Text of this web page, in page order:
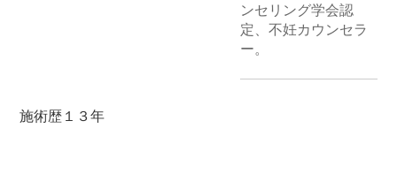
ンセリング学会認
定、不妊カウンセラ
ー。
施術歴１３年